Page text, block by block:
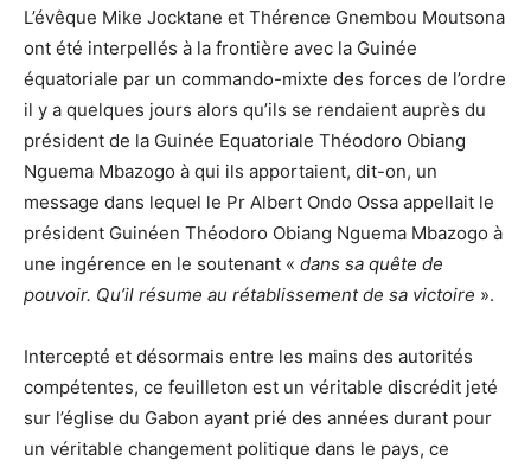
L’évêque Mike Jocktane et Thérence Gnembou Moutsona
ont été interpellés à la frontière avec la Guinée
équatoriale par un commando-mixte des forces de l’ordre
il y a quelques jours alors qu’ils se rendaient auprès du
président de la Guinée Equatoriale Théodoro Obiang
Nguema Mbazogo à qui ils apportaient, dit-on, un
message dans lequel le Pr Albert Ondo Ossa appellait le
président Guinéen Théodoro Obiang Nguema Mbazogo à
une ingérence en le soutenant « dans sa quête de
pouvoir. Qu’il résume au rétablissement de sa victoire ».
Intercepté et désormais entre les mains des autorités
compétentes, ce feuilleton est un véritable discrédit jeté
sur l’église du Gabon ayant prié des années durant pour
un véritable changement politique dans le pays, ce